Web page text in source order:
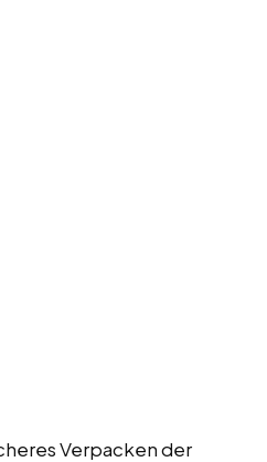
Verpacken der